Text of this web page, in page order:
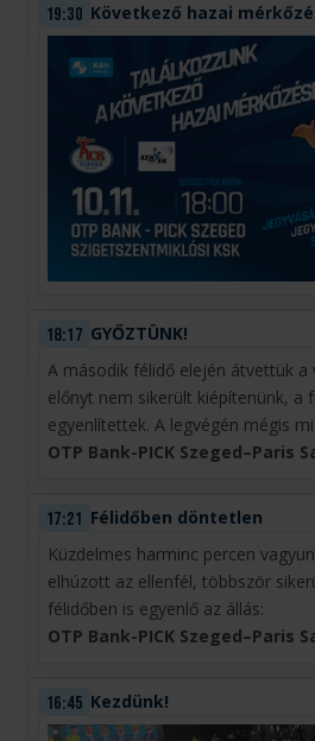
19:30 Következő hazai
18:17 GYŐZTÜNK!
A második félidő elején átvettük a
előnyt nem sikerült kiépítenünk, a
egyenlítettek. A legvégén mégis
OTP Bank-PICK Szeged–Paris
17:21 Félidőben döntetlen
Küzdelmes harminc percen
elhúzott az ellenfél, többször
félidőben is egyenlő az állás:
OTP Bank-PICK Szeged–Paris
16:45 Kezdünk!